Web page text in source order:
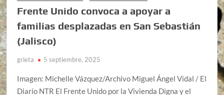
Frente Unido convoca a apoyar a
familias desplazadas en San Sebastián
(Jalisco)
grieta 5 septiembre, 2025
Imagen: Michelle Vázquez/Archivo Miguel Ángel Vidal / El
Diario NTR El Frente Unido por la Vivienda Digna y el